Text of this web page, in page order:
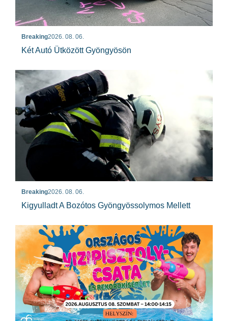
Breaking2026. 08. 06.
Két Autó Ütközött Gyöngyösön
Breaking2026. 08. 06.
Kigyulladt A Bozótos Gyöngyössolymos Mellett